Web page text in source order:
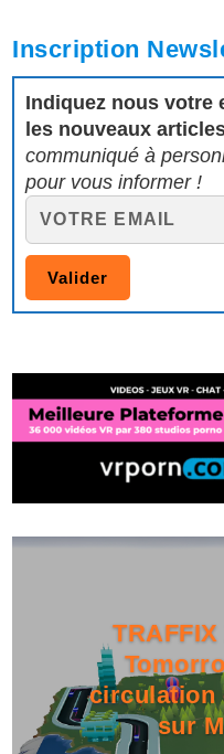
Inscription
Indiquez nous votre
les nouveaux
communiqué à
pour vous informer !
circulation
sur